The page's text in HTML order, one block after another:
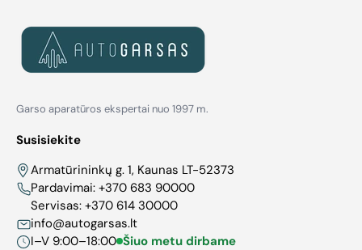
Garso aparatūros ekspertai nuo 1997 m.
Susisiekite
Armatūrininkų g. 1, Kaunas LT-52373
Pardavimai: +370 683 90000
Servisas: +370 614 30000
info@autogarsas.lt
I–V 9:00–18:00 Šiuo metu dirbame